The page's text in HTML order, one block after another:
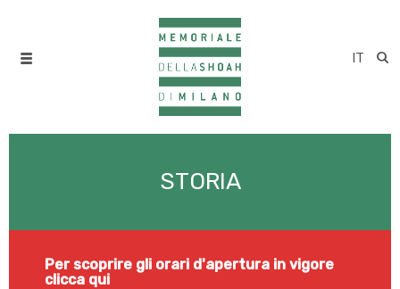
IT
STORIA
Per scoprire gli orari d'apertura in vigore
clicca qui